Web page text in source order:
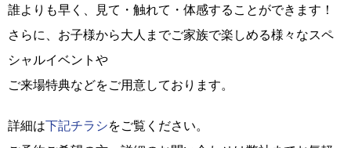
誰よりも早く、見て・触れて・体感することができます！
さらに、お子様から大人までご家族で楽しめる様々なスペ
シャルイベントや
ご来場特典などをご用意しております。
詳細は下記チラシをご覧ください。